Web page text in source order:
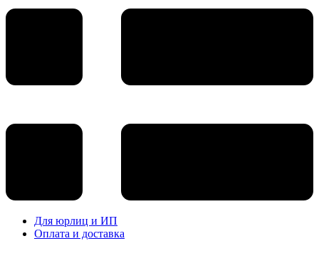
Для юрлиц и ИП
Оплата и доставка